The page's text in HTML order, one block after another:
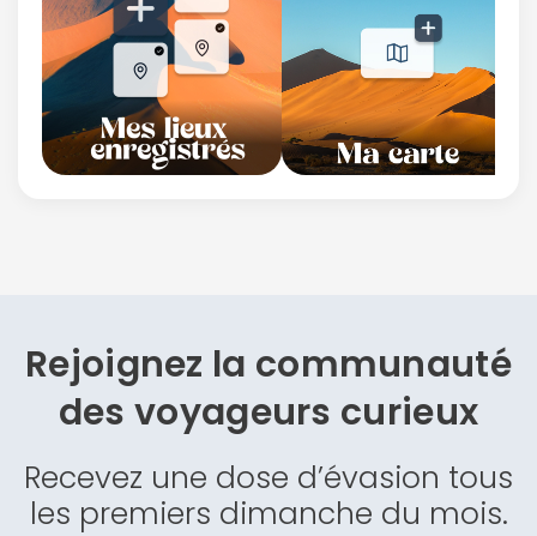
Rejoignez la communauté
desvoyageurs curieux
Recevez une dose d’évasion tous
les premiers dimanche du mois.